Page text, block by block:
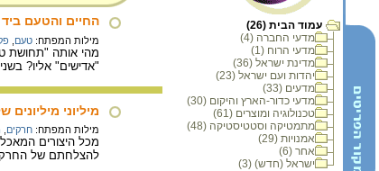
עמוד הבית (26)
מדעי החברה (4)
מדעי הרוח (1)
מדינת ישראל (36)
יהדות ועם ישראל (23)
מדעים (33)
מדעי כדור-הארץ והיקום (30)
טכנולוגיה ומוצרים (61)
מתמטיקה וסטטיסטיקה (48)
אמנויות (29)
אחר (6)
ישראל (חדש) (3)
החיים והטעם ביד
מילות המפתח: טעם
מהי אותה "תחושת
"אדישים" אליו?
מיליוני
מילות המפתח: חרקים
מכל היצורים
להצלחתם של